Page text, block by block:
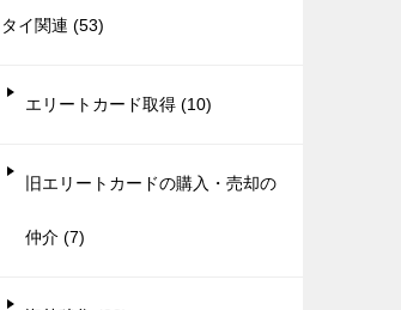
タイ関連 (53)
エリートカード取得 (10)
旧エリートカードの購入・売却の
仲介 (7)